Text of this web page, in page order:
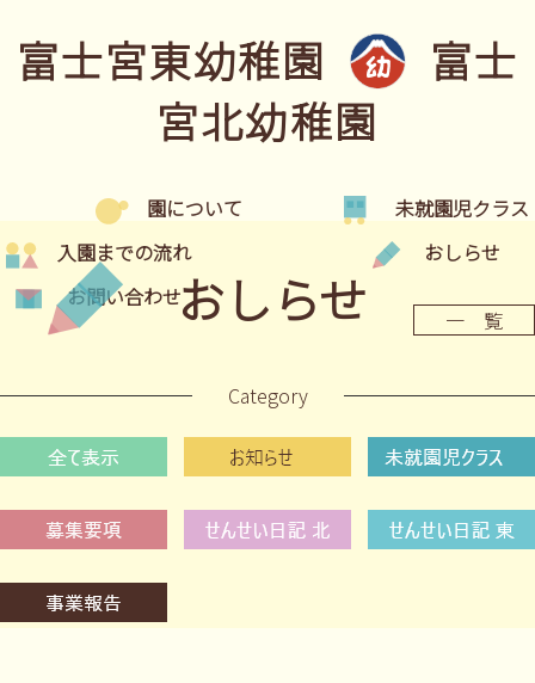
富士宮東幼稚園
富士
宮北幼稚園
園について
未就園児クラス
入園までの流れ
おしらせ
お問い合わせおしらせ 一 覧
Category